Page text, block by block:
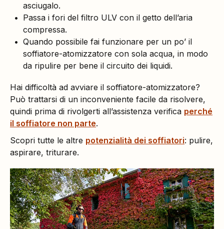
asciugalo.
Passa i fori del filtro ULV con il getto dell’aria
compressa.
Quando possibile fai funzionare per un po’ il
soffiatore-atomizzatore con sola acqua, in modo
da ripulire per bene il circuito dei liquidi.
Hai difficoltà ad avviare il soffiatore-atomizzatore?
Può trattarsi di un inconveniente facile da risolvere,
quindi prima di rivolgerti all’assistenza verifica perché
il soffiatore non parte.
Scopri tutte le altre potenzialità dei soffiatori: pulire,
aspirare, triturare.